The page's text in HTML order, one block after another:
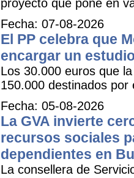
proyecto que pone en
Fecha: 07-08-2026
El PP celebra que
encargar un
Los 30.000 euros que
150.000 destinados
Fecha: 05-08-2026
La GVA invierte
recursos sociales
dependientes en
La consellera de